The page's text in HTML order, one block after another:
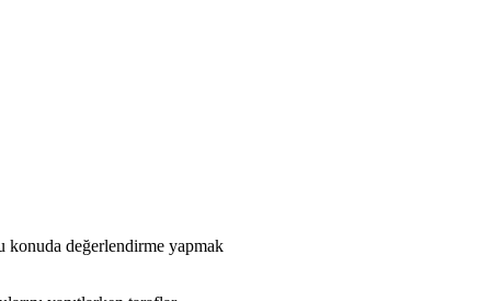
konuda değerlendirme yapmak